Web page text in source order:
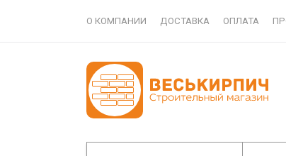
О КОМПАНИИ ДОСТАВКА ОПЛАТА